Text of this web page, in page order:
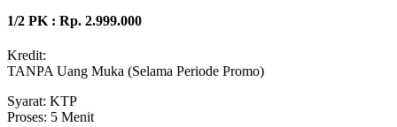
1/2 PK : Rp. 2.999.000
Kredit:
TANPA Uang Muka (Selama Periode Promo)
Syarat: KTP
Proses: 5 Menit